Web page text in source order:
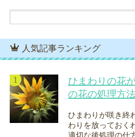
人気記事ランキング
ひまわりの花
の花の処理方
ひまわりが咲き終
わりを放っておく
適切な後処理の仕